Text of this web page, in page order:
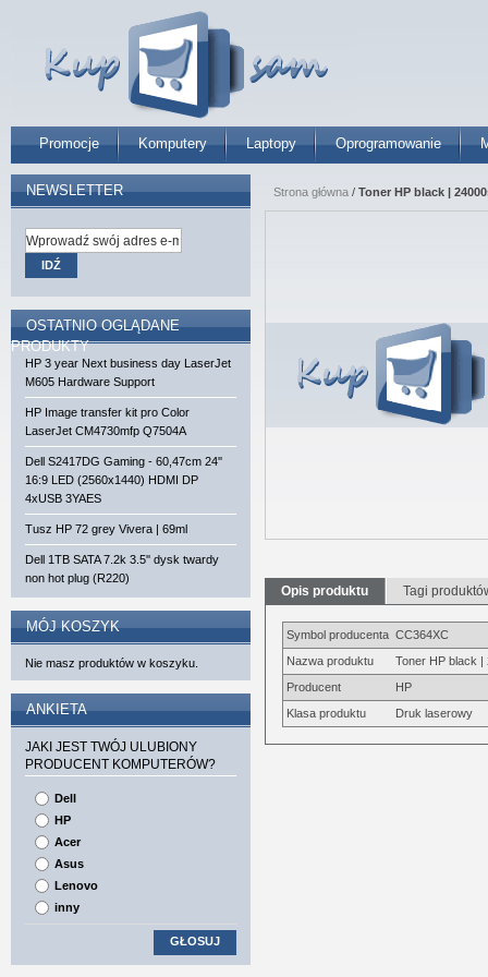
Promocje Komputery Laptopy Oprogramowanie
Strona główna / Toner HP black |
Opis produktu Tagi
Symbol producenta CC364XC
Nazwa produktu
Toner HP black
Producent
HP
Klasa produktu
Druk laserowy
NEWSLETTER
IDŹ
OSTATNIO OGLĄDANE
PRODUKTY
HP 3 year Next business day LaserJet
M605 Hardware Support
HP Image transfer kit pro Color
LaserJet CM4730mfp Q7504A
Dell S2417DG Gaming - 60,47cm 24''
16:9 LED (2560x1440) HDMI DP
4xUSB 3YAES
Tusz HP 72 grey Vivera | 69ml
Dell 1TB SATA 7.2k 3.5'' dysk twardy
non hot plug (R220)
MÓJ KOSZYK
Nie masz produktów w koszyku.
ANKIETA
JAKI JEST TWÓJ ULUBIONY
PRODUCENT KOMPUTERÓW?
Dell
HP
Acer
Asus
Lenovo
inny
GŁOSUJ